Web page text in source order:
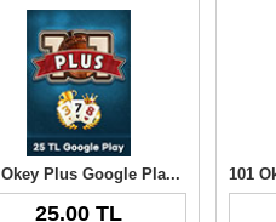
101 Okey Plus Google Play 25 TL
25.00 TL